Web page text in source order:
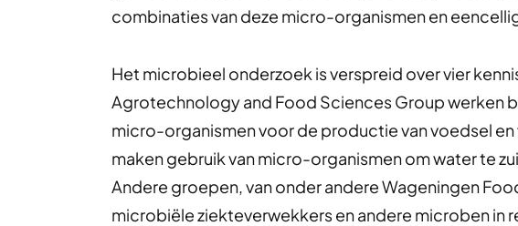
combinaties van deze micro-organismen en
Het microbieel onderzoek is verspreid over vier
Agrotechnology and Food Sciences Group werken
micro-organismen voor de productie van voedsel
maken gebruik van micro-organismen om water te
Andere groepen, van onder andere Wageningen
microbiële ziekteverwekkers en andere microben in